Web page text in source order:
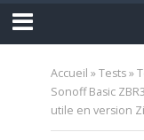
Accueil »Tests»
Sonoff Basic
utile en version